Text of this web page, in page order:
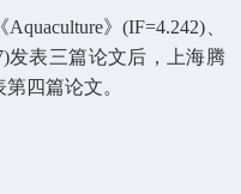
》(IF=4.242)、
发表三篇论文后，上海腾
四篇论文。